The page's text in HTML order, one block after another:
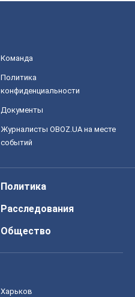
Команда
Политика
конфиденциальности
Документы
Журналисты OBOZ.UA на месте
событий
Политика
Расследования
Общество
Харьков